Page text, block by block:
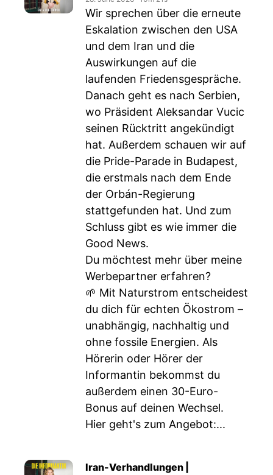
Wir sprechen über die erneute
Eskalation zwischen den USA
und dem Iran und die
Auswirkungen auf die
laufenden Friedensgespräche.
Danach geht es nach Serbien,
wo Präsident Aleksandar Vucic
seinen Rücktritt angekündigt
hat. Außerdem schauen wir auf
die Pride-Parade in Budapest,
die erstmals nach dem Ende
der Orbán-Regierung
stattgefunden hat. Und zum
Schluss gibt es wie immer die
Good News.
Du möchtest mehr über meine
Werbepartner erfahren?
🌱 Mit Naturstrom entscheidest
du dich für echten Ökostrom –
unabhängig, nachhaltig und
ohne fossile Energien. Als
Hörerin oder Hörer der
Informantin bekommst du
außerdem einen 30-Euro-
Bonus auf deinen Wechsel.
Hier geht's zum Angebot:...
Iran-Verhandlungen |